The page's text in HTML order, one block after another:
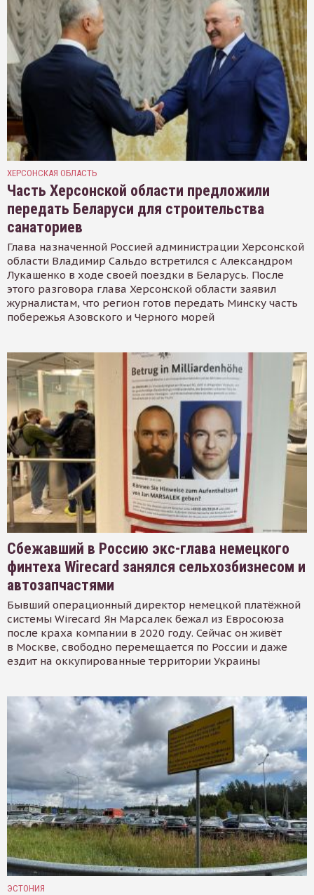
ХЕРСОНСКАЯ ОБЛАСТЬ
Часть Херсонской области предложили
передать Беларуси для строительства
санаториев
Глава назначенной Россией администрации Херсонской
области Владимир Сальдо встретился с Александром
Лукашенко в ходе своей поездки в Беларусь. После
этого разговора глава Херсонской области заявил
журналистам, что регион готов передать Минску часть
побережья Азовского и Черного морей
Сбежавший в Россию экс-глава немецкого
финтеха Wirecard занялся сельхозбизнесом и
автозапчастями
Бывший операционный директор немецкой платёжной
системы Wirecard Ян Марсалек бежал из Евросоюза
после краха компании в 2020 году. Сейчас он живёт
в Москве, свободно перемещается по России и даже
ездит на оккупированные территории Украины
ЭСТОНИЯ